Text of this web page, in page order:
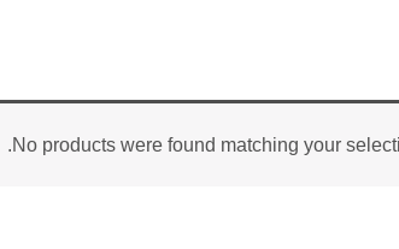
No products were found matching your